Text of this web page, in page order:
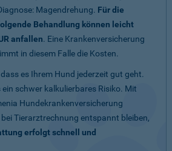
Magendrehung. Für die
Behandlung können leicht
anfallen. Eine Krankenversicherung
in diesem Falle die Kosten.
es Ihrem Hund jederzeit gut geht.
schwer kalkulierbares Risiko. Mit
Hundekrankenversicherung
Tierarztrechnung entspannt bleiben,
erfolgt schnell und